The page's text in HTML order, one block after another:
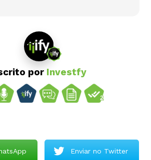
por Investfy
Enviar no Twitter